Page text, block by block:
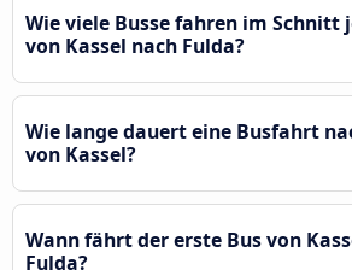
Wie viele Busse fahren im Schnitt
von Kassel nach Fulda?
Wie lange dauert eine Busfahrt
von Kassel?
Wann fährt der erste Bus von
Fulda?